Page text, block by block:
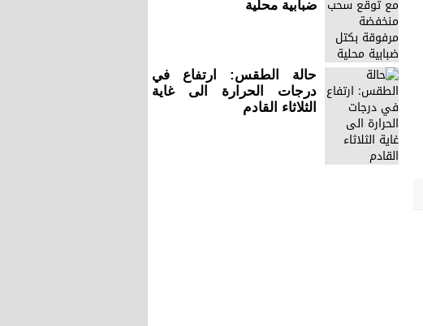
ضبابية محلية
حالة الطقس: ارتفاع في
درجات الحرارة الى غاية
الثلاثاء القادم